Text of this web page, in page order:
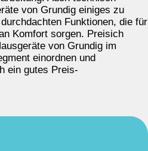
von Grundig einiges zu
Funktionen, die für
Komfort sorgen. Preisich
von Grundig im
einordnen und
ein gutes Preis-